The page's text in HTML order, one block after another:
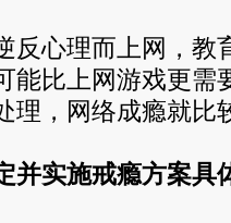
心理而上网，教
能比上网游戏更需
理，网络成瘾就比
并实施戒瘾方案具